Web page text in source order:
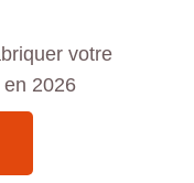
votre
2026